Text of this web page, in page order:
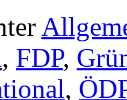
, FDP,
,